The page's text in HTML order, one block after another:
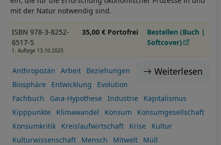
mit der Natur notwendig sind.
ISBN 978-3-8252-
6517-5
1. Auflage 13.10.2025
35,00 € Portofrei
Bestellen (Buch |
Softcover)
Weiterlesen
Anthropozän Arbeit
Beziehungen
Biosphäre
Entwicklung
Evolution
Fachbuch
Gaia-Hypothese Industrie
Kapitalismus
Kipppunkte
Klimawandel Konsum
Konsumgesellschaft
Konsumkritik
Kreislaufwirtschaft Krise
Kultur
Kulturwissenschaft
Mensch Mitwelt
Müll